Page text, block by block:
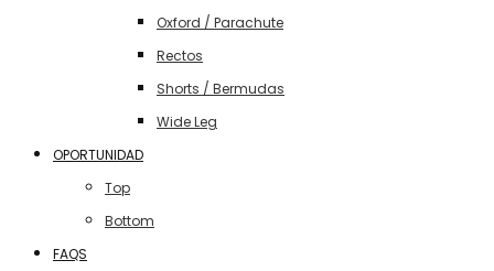
Oxford / Parachute
Rectos
Shorts / Bermudas
Wide Leg
OPORTUNIDAD
Top
Bottom
FAQS